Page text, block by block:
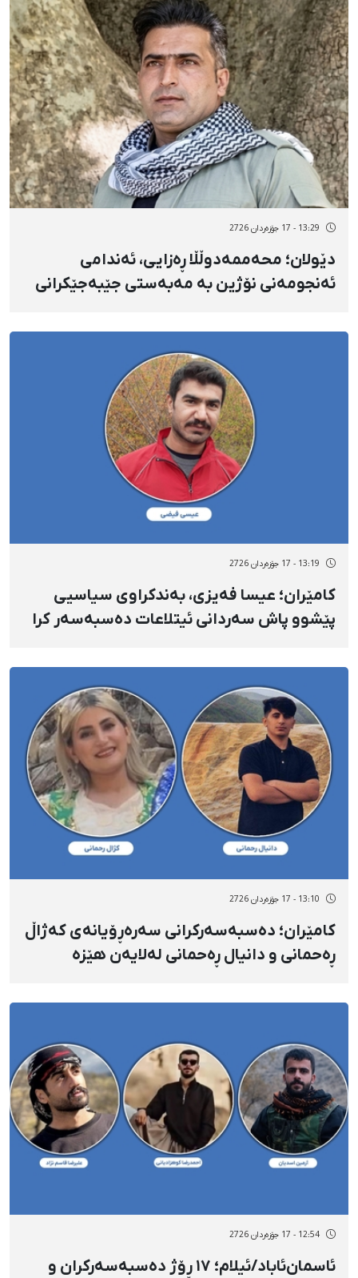
13:29 - 17 جۆزەردان 2726
دێولان؛ محەممەدوڵڵا ڕەزایی، ئەندامی
ئەنجومەنی نۆژین بە مەبەستی جێبەجێکرانی
13:19 - 17 جۆزەردان 2726
کامێران؛ عیسا فەیزی، بەندکراوی سیاسیی
پێشوو پاش سەردانی ئیتلاعات دەسبەسەر کرا
13:10 - 17 جۆزەردان 2726
کامێران؛ دەسبەسەرکرانی سەرەڕۆیانەی کەژاڵ
ڕەحمانی و دانیال ڕەحمانی لەلایەن هێزە
12:54 - 17 جۆزەردان 2726
ئاسمان‌ئاباد/ئیلام؛ ١٧ ڕۆژ دەسبەسەرکران و